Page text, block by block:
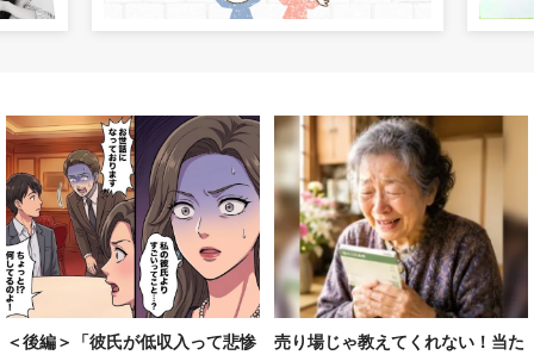
＜後編＞「彼氏が低収入って悲惨
売り場じゃ教えてくれない！当た